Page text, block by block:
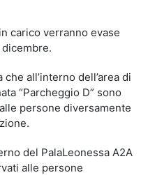
carico verranno evase
all’interno dell’area di
“Parcheggio D” sono
persone diversamente
del PalaLeonessa A2A
alle persone